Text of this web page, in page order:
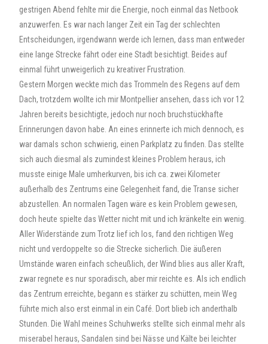
gestrigen Abend fehlte mir die Energie, noch einmal das Netbook
anzuwerfen. Es war nach langer Zeit ein Tag der schlechten
Entscheidungen, irgendwann werde ich lernen, dass man entweder
eine lange Strecke fährt oder eine Stadt besichtigt. Beides auf
einmal führt unweigerlich zu kreativer Frustration.
Gestern Morgen weckte mich das Trommeln des Regens auf dem
Dach, trotzdem wollte ich mir Montpellier ansehen, dass ich vor 12
Jahren bereits besichtigte, jedoch nur noch bruchstückhafte
Erinnerungen davon habe. An eines erinnerte ich mich dennoch, es
war damals schon schwierig, einen Parkplatz zu finden. Das stellte
sich auch diesmal als zumindest kleines Problem heraus, ich
musste einige Male umherkurven, bis ich ca. zwei Kilometer
außerhalb des Zentrums eine Gelegenheit fand, die Transe sicher
abzustellen. An normalen Tagen wäre es kein Problem gewesen,
doch heute spielte das Wetter nicht mit und ich kränkelte ein wenig.
Aller Widerstände zum Trotz lief ich los, fand den richtigen Weg
nicht und verdoppelte so die Strecke sicherlich. Die äußeren
Umstände waren einfach scheußlich, der Wind blies aus aller Kraft,
zwar regnete es nur sporadisch, aber mir reichte es. Als ich endlich
das Zentrum erreichte, begann es stärker zu schütten, mein Weg
führte mich also erst einmal in ein Café. Dort blieb ich anderthalb
Stunden. Die Wahl meines Schuhwerks stellte sich einmal mehr als
miserabel heraus, Sandalen sind bei Nässe und Kälte bei leichter